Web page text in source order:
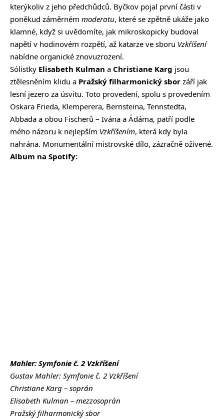
kterýkoliv z jeho předchůdců. Byčkov pojal první části v
poněkud záměrném moderatu, které se zpětně ukáže jako
klamné, když si uvědomíte, jak mikroskopicky budoval
napětí v hodinovém rozpětí, až katarze ve sboru Vzkříšení
nabídne organické znovuzrození.
Sólistky Elisabeth Kulman a Christiane Karg jsou
ztělesněním klidu a Pražský filharmonický sbor září jak
lesní jezero za úsvitu. Toto provedení, spolu s provedením
Oskara Frieda, Klemperera, Bernsteina, Tennstedta,
Abbada a obou Fischerů – Ivána a Ádáma, patří podle
mého názoru k nejlepším Vzkříšením, která kdy byla
nahrána. Monumentální mistrovské dílo, zázračně oživené.
Album na Spotify:
Mahler: Symfonie č. 2 Vzkříšení
Gustav Mahler: Symfonie č. 2 Vzkříšení
Christiane Karg – soprán
Elisabeth Kulman – mezzosoprán
Pražský filharmonický sbor